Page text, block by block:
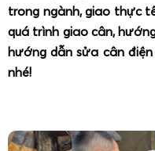
trong ngành, giao thực
quá trình giao cân,
hướng dẫn sửa cân
nhé!